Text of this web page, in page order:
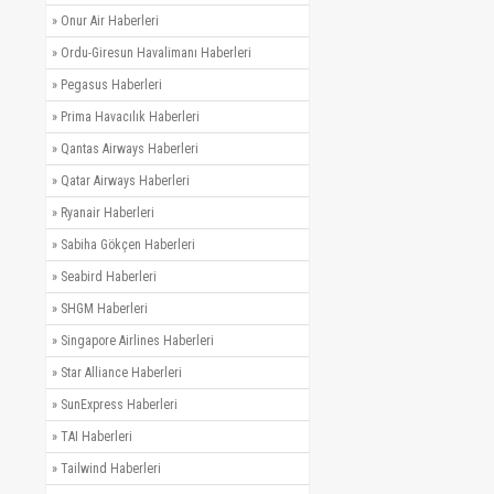
» Onur Air Haberleri
» Ordu-Giresun Havalimanı Haberleri
» Pegasus Haberleri
» Prima Havacılık Haberleri
» Qantas Airways Haberleri
» Qatar Airways Haberleri
» Ryanair Haberleri
» Sabiha Gökçen Haberleri
» Seabird Haberleri
» SHGM Haberleri
» Singapore Airlines Haberleri
» Star Alliance Haberleri
» SunExpress Haberleri
» TAI Haberleri
» Tailwind Haberleri